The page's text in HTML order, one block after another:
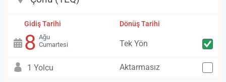
Gidiş Tarihi
8 Ağu
Cumartesi
Dönüş Tarihi
Tek Yön
1 Yolcu Aktarmasız